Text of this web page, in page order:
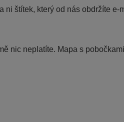
ni štítek, který od nás obdržíte e-
nic neplatíte. Mapa s